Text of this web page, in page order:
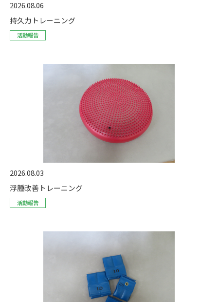
2026.08.06
持久力トレーニング
活動報告
2026.08.03
浮腫改善トレーニング
活動報告